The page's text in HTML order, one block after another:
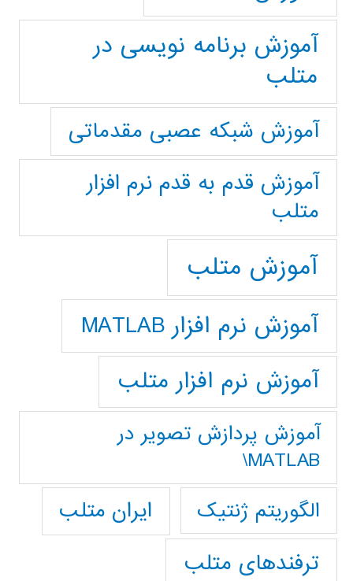
آموزش برنامه نویسی در
متلب
آموزش شبکه عصبی مقدماتی
آموزش قدم به قدم نرم افزار
متلب
آموزش متلب
آموزش نرم افزار MATLAB
آموزش نرم افزار متلب
آموزش پردازش تصوير در
MATLAB\
الگوریتم ژنتیک
ایران متلب
ترفندهای متلب